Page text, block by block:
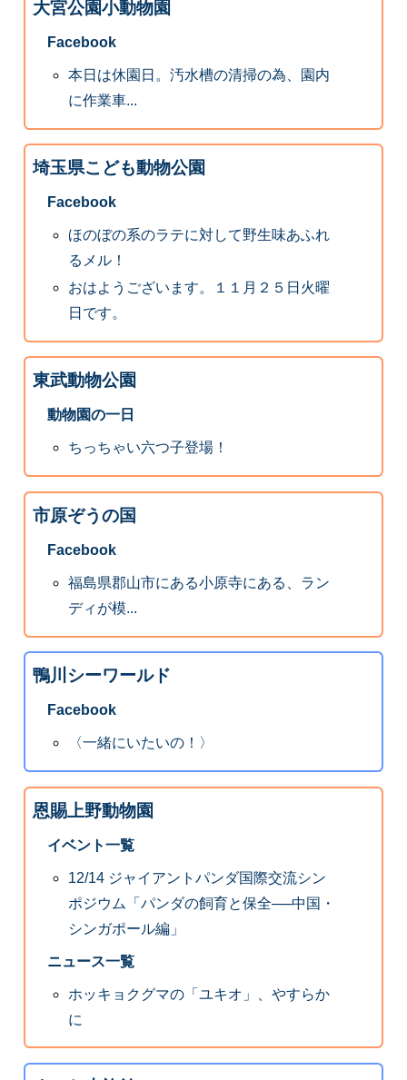
大宮公園小動物園
Facebook
本日は休園日。汚水槽の清掃の為、園内
に作業車...
埼玉県こども動物公園
Facebook
ほのぼの系のラテに対して野生味あふれ
るメル！
おはようございます。１１月２５日火曜
日です。
東武動物公園
動物園の一日
ちっちゃい六つ子登場！
市原ぞうの国
Facebook
福島県郡山市にある小原寺にある、ラン
ディが模...
鴨川シーワールド
Facebook
〈一緒にいたいの！〉
恩賜上野動物園
イベント一覧
12/14 ジャイアントパンダ国際交流シン
ポジウム「パンダの飼育と保全──中国・
シンガポール編」
ニュース一覧
ホッキョクグマの「ユキオ」、やすらか
に